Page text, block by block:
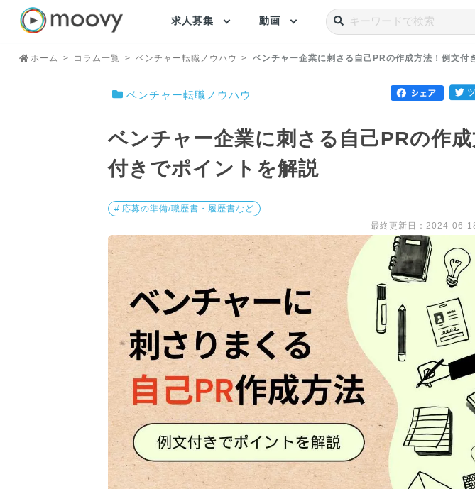
求人募集 動画
ホーム コラム一覧 ベンチャー転職ノウハウ ベンチャー企業に刺さる自己PRの作成方法！例文付
ベンチャー転職ノウハウ
ベンチャー企業に刺さる自己PRの作
付きでポイントを解説
# 応募の準備/職歴書・履歴書など
最終更新日：2024-06-